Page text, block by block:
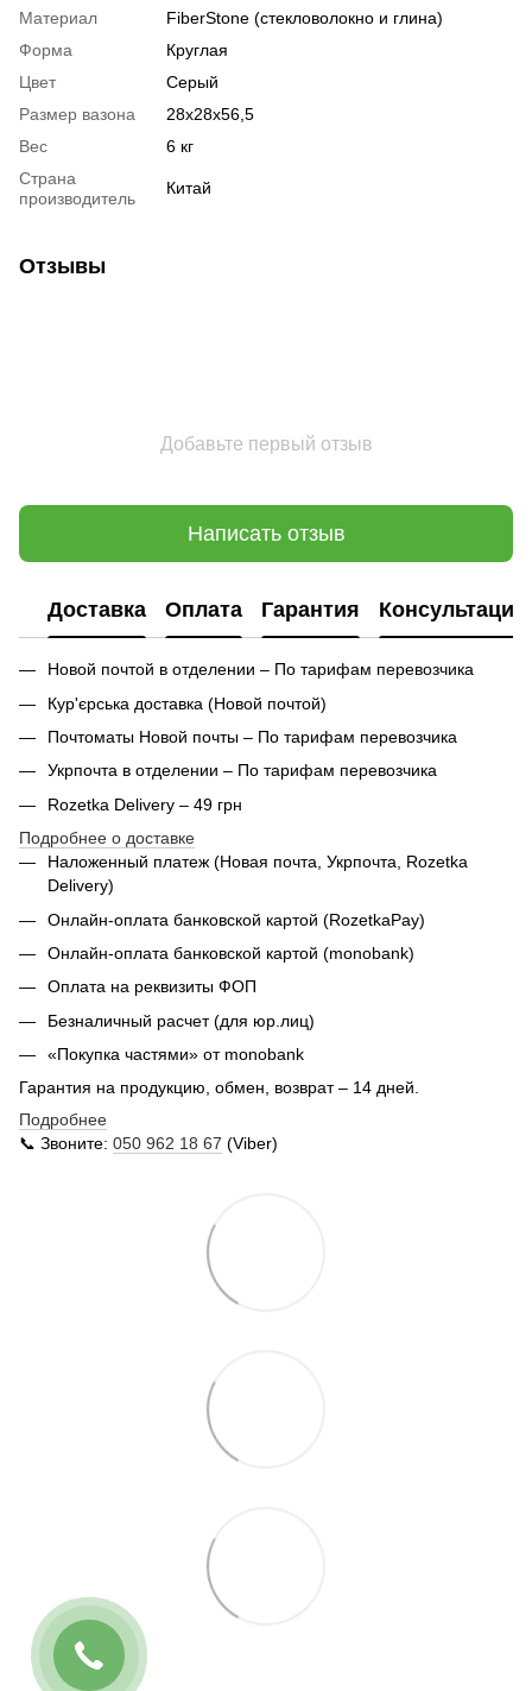
Материал
FiberStone (стекловолокно и глина)
Форма
Круглая
Цвет
Серый
Размер вазона
28х28х56,5
Вес
6 кг
Страна
производитель
Китай
Отзывы
Добавьте первый отзыв
Написать отзыв
Доставка Оплата Гарантия Консультация
Новой почтой в отделении – По тарифам перевозчика
Кур'єрська доставка (Новой почтой)
Почтоматы Новой почты – По тарифам перевозчика
Укрпочта в отделении – По тарифам перевозчика
Rozetka Delivery – 49 грн
Подробнее о доставке
Наложенный платеж (Новая почта, Укрпочта, Rozetka
Delivery)
Онлайн-оплата банковской картой (RozetkaPay)
Онлайн-оплата банковской картой (monobank)
Оплата на реквизиты ФОП
Безналичный расчет (для юр.лиц)
«Покупка частями» от monobank
Гарантия на продукцию, обмен, возврат – 14 дней.
Подробнее
📞 Звоните: 050 962 18 67 (Viber)